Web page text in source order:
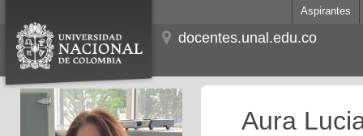
Aspirantes
docentes.unal.edu.co
Aura